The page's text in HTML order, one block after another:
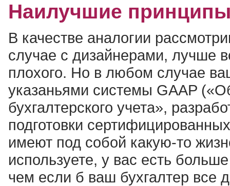
Наилучшие
В качестве аналогии
случае с дизайнерами, лучше
плохого. Но в любом случае
указаньями системы GAAP
бухгалтерского учета»,
подготовки
имеют под собой какую-то
используете, у вас есть
чем если б ваш бухгалтер все